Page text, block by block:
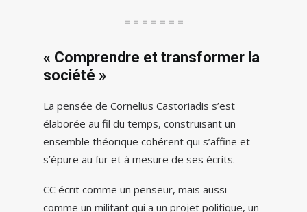
= = = = = = =
« Comprendre et transformer la
société »
La pensée de Cornelius Castoriadis s’est
élaborée au fil du temps, construisant un
ensemble théorique cohérent qui s’affine et
s’épure au fur et à mesure de ses écrits.
CC écrit comme un penseur, mais aussi
comme un militant qui a un projet politique, un